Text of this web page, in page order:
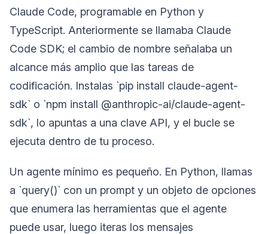
Claude Code, programable en Python y
TypeScript. Anteriormente se llamaba Claude
Code SDK; el cambio de nombre señalaba un
alcance más amplio que las tareas de
codificación. Instalas `pip install claude-agent-
sdk` o `npm install @anthropic-ai/claude-agent-
sdk`, lo apuntas a una clave API, y el bucle se
ejecuta dentro de tu proceso.
Un agente mínimo es pequeño. En Python, llamas
a `query()` con un prompt y un objeto de opciones
que enumera las herramientas que el agente
puede usar, luego iteras los mensajes